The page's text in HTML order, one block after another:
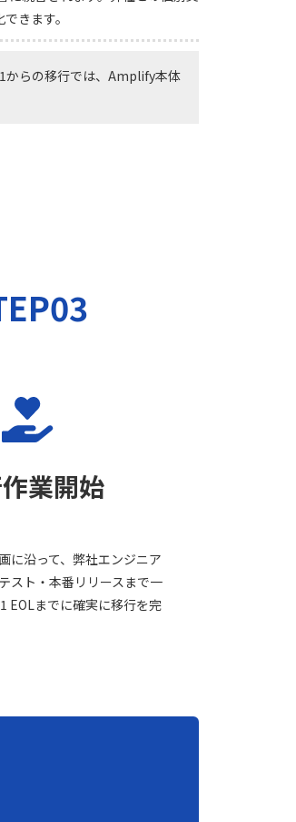
きます。
からの移行では、Amplify本体
業開始
に沿って、弊社エンジニア
スト・本番リリースまで一
EOLまでに確実に移行を完